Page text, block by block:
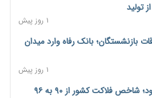
تولید
۱ روز پیش
همت معوقات بازنشستگان؛ بانک رفاه وارد میدان
۱ روز پیش
فشار اقتصادی در مسیر صعود؛ شاخص فلاکت کشور از ۹۰ به ۹۶